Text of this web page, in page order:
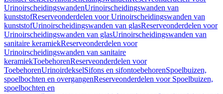
UrinoirscheidingswandenUrinoirscheidingswanden van
kunststofReserveonderdelen voor Urinoirscheidingswanden van
kunststofUrinoirscheidingswanden van glasReserveonderdelen voor
Urinoirscheidingswanden van glasUrinoirscheidingswanden van
sanitaire keramiekReserveonderdelen voor
Urinoirscheidingswanden van sanitaire
keramiekToebehorenReserveonderdelen voor
ToebehorenUrinoirdekselSifons en sifontoebehorenSpoelbuizen,
spoelbochten en overgangenReserveonderdelen voor Spoelbuizen,
spoelbochten en